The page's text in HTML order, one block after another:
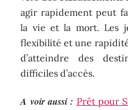
agir rapidement peut
la vie et la mort. Les
flexibilité et une
d’atteindre des
difficiles d’accès.
A voir aussi : Prêt pour